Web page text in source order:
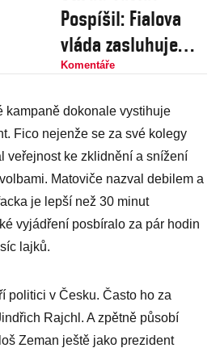
Pospíšil: Fialova
vláda zasluhuje
kritiku, nikoli však
Komentáře
kampaně dokonale vystihuje
Fico nejenže se za své kolegy
veřejnost ke zklidnění a snížení
Matoviče nazval debilem a
je lepší než 30 minut
vyjádření posbíralo za pár hodin
lajků.
politici v Česku. Často ho za
Rajchl. A zpětně působí
Zeman ještě jako prezident